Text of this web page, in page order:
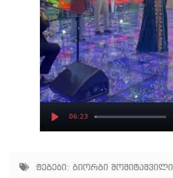
Play
06:23
ტეგები: გიორგი შოშიტაშვილი